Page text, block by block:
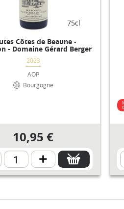
75cl
Côtes de Beaune -
- Domaine Gérard Berger
2023
AOP
Bourgogne
10,95 €